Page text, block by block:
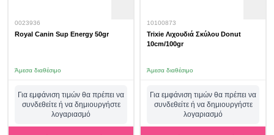
0023936
Royal Canin Sup Energy 50gr
Άμεσα διαθέσιμο
Για εμφάνιση τιμών θα πρέπει να
συνδεθείτε ή να δημιουργήστε
λογαριασμό
10100873
Trixie Λιχουδιά Σκύλου Donut
10cm/100gr
Άμεσα διαθέσιμο
Για εμφάνιση τιμών θα πρέπει να
συνδεθείτε ή να δημιουργήστε
λογαριασμό